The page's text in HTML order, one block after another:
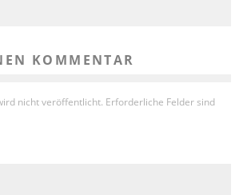
KOMMENTAR
nicht veröffentlicht. Erforderliche Felder sind